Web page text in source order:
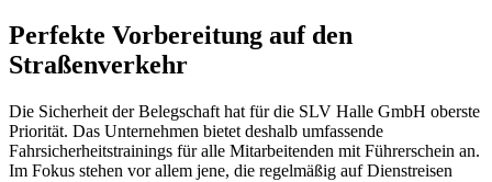
Perfekte Vorbereitung auf den
Straßenverkehr
Die Sicherheit der Belegschaft hat für die SLV Halle GmbH oberste
Priorität. Das Unternehmen bietet deshalb umfassende
Fahrsicherheitstrainings für alle Mitarbeitenden mit Führerschein an.
Im Fokus stehen vor allem jene, die regelmäßig auf Dienstreisen